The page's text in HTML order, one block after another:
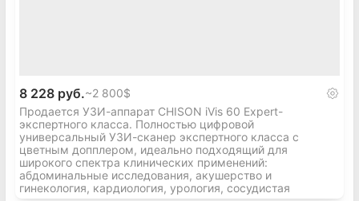
8 228 руб.~2 800$
Продается УЗИ-аппарат CHISON iVis 60 Expert-
экспертного класса. Полностью цифровой
универсальный УЗИ-сканер экспертного класса с
цветным допплером, идеально подходящий для
широкого спектра клинических применений:
абдоминальные исследования, акушерство и
гинекология, кардиология, урология, сосудистая